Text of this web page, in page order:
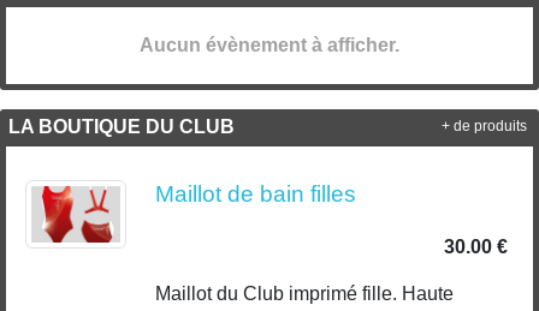
Aucun évènement à afficher.
LA BOUTIQUE DU CLUB
Maillot de bain filles
30.00 €
Maillot du Club imprimé fille. Haute
+ de produits